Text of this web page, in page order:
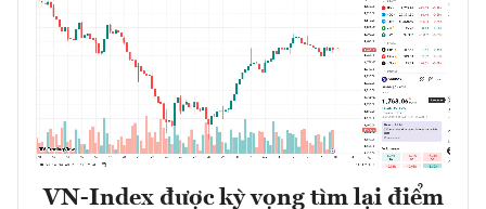
VN-Index được kỳ vọng tìm lại điểm